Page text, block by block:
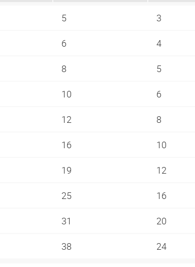
5 3
6 4
8 5
10 6
12 8
16 10
19 12
25 16
31 20
38 24